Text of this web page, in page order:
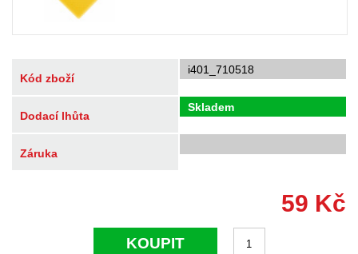
Kód zboží
i401_710518
Dodací lhůta
Skladem
Záruka
59 Kč
KOUPIT